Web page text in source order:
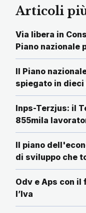
Articoli
Via libera in
Piano nazionale
Il Piano
spiegato in dieci
Inps-Terzjus: il
855mila
Il piano
di sviluppo che
Odv e Aps con
l’Iva